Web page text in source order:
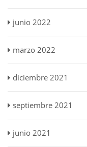
junio 2022
marzo 2022
diciembre 2021
septiembre 2021
junio 2021